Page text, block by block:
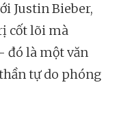
Justin Bieber,
cốt lõi mà
đó là một văn
tự do phóng